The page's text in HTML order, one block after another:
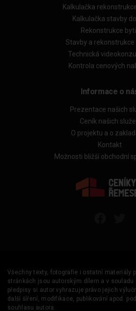
Kalkulačka
Kalkulačka stavby
Rekonstrukce
Stavby a rekonstrukce
Technická
Kontrola cenových
Informace o
Prezentace našich
Ceník našich
O projektu a o
Kontakt
Možnosti bližší obchodní
Všechny texty, fotografie i ostatní materiály
stránkách jsou autorským dílem a v souladu
předpisy si autor vyhrazuje právo jejich
další šíření, modifikace, publikování apod.
souhlasu autora.